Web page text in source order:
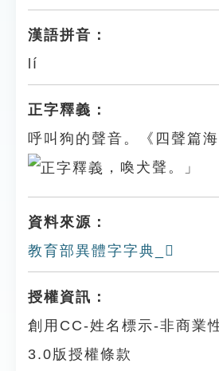
漢語拼音：
lí
正字釋義：
呼叫狗的聲音。《四聲篇
，喚犬聲。」
資料來源：
教育部異體字字典_𡃷
授權資訊：
創用CC-姓名標示-非商業
3.0版授權條款